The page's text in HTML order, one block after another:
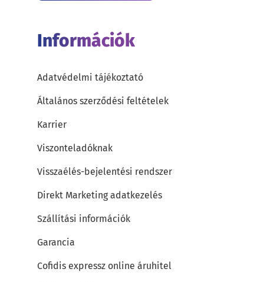
Információk
Adatvédelmi tájékoztató
Általános szerződési feltételek
Karrier
Viszonteladóknak
Visszaélés-bejelentési rendszer
Direkt Marketing adatkezelés
Szállítási információk
Garancia
Cofidis expressz online áruhitel